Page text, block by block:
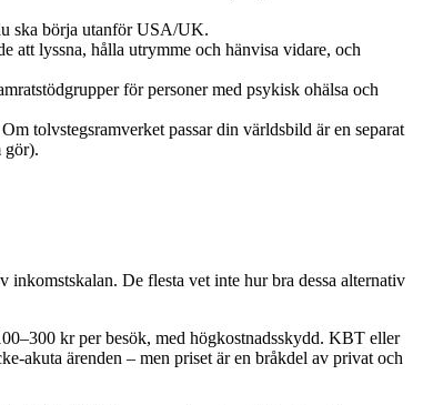
ska börja utanför USA/UK.
att lyssna, hålla utrymme och hänvisa vidare, och
för personer med psykisk ohälsa och
tolvstegsramverket passar din världsbild är en separat
gör).
De flesta vet inte hur bra dessa alternativ
kr per besök, med högkostnadsskydd. KBT eller
akuta ärenden – men priset är en bråkdel av privat och